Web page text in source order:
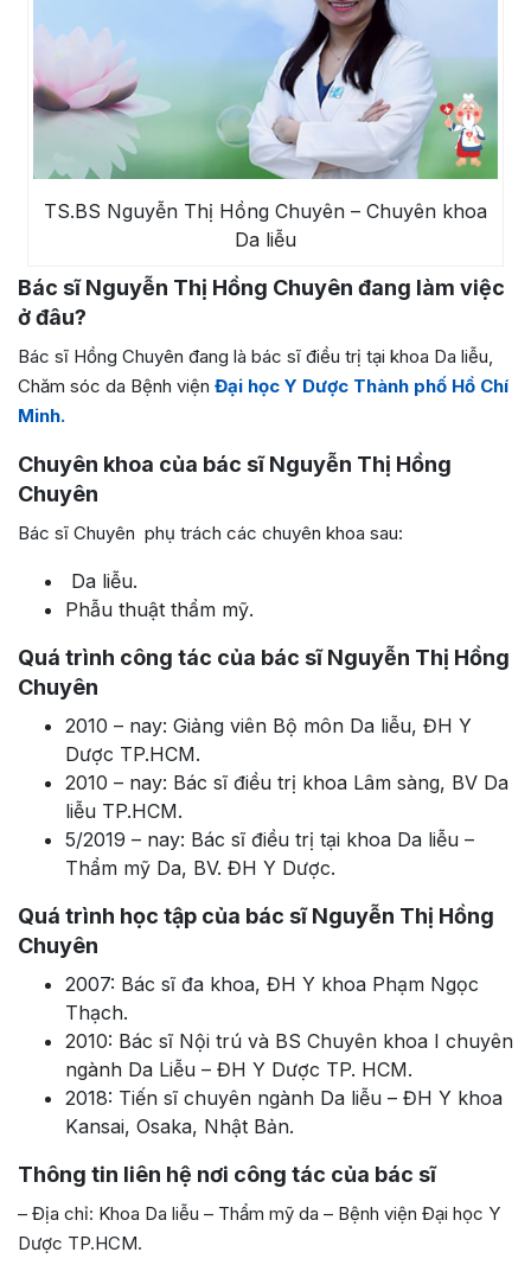
TS.BS Nguyễn Thị Hồng Chuyên – Chuyên khoa
Da liễu
Bác sĩNguyễn Thị Hồng Chuyên đang làm việc
ở đâu?
Bác sĩ Hồng Chuyên đang là bác sĩ điều trị tại khoa Da liễu,
Chăm sóc da Bệnh viện Đại học Y Dược Thành phố Hồ Chí
Minh.
Chuyên khoa của bác sĩ Nguyễn Thị Hồng
Chuyên
Bác sĩ Chuyên phụ trách các chuyên khoa sau:
Da liễu.
Phẫu thuật thẩm mỹ.
Quá trình công tác của bác sĩ Nguyễn Thị Hồng
Chuyên
2010 – nay: Giảng viên Bộ môn Da liễu, ĐH Y
Dược TP.HCM.
2010 – nay: Bác sĩ điều trị khoa Lâm sàng, BV Da
liễu TP.HCM.
5/2019 – nay: Bác sĩ điều trị tại khoa Da liễu –
Thẩm mỹ Da, BV. ĐH Y Dược.
Quá trình học tập của bác sĩ Nguyễn Thị Hồng
Chuyên
2007: Bác sĩ đa khoa, ĐH Y khoa Phạm Ngọc
Thạch.
2010: Bác sĩ Nội trú và BS Chuyên khoa I chuyên
ngành Da Liễu – ĐH Y Dược TP. HCM.
2018: Tiến sĩ chuyên ngành Da liễu – ĐH Y khoa
Kansai, Osaka, Nhật Bản.
Thông tin liên hệ nơi công tác của bác sĩ
– Địa chỉ: Khoa Da liễu – Thẩm mỹ da – Bệnh viện Đại học Y
Dược TP.HCM.